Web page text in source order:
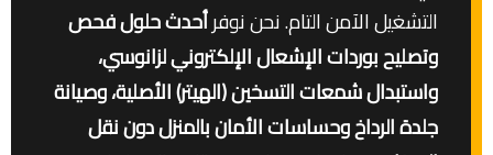
التشغيل الآمن التام. نحن نوفرأحدث حلول فحص
وتصليح بوردات الإشعال الإلكتروني لزانوسي،
واستبدال شمعات التسخين (الهيتر) الأصلية، وصيانة
جلدة الرداخ وحساسات الأمان بالمنزل دون نقل